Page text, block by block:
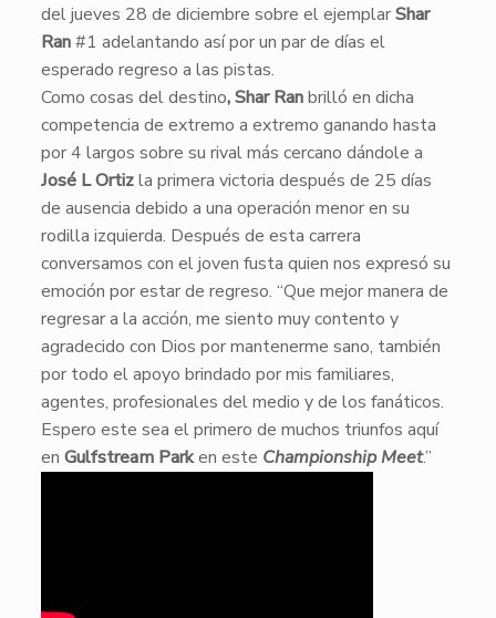
del jueves 28 de diciembre sobre el ejemplarShar
Ran#1 adelantando así por un par de días el
esperado regreso a las pistas.
​Como cosas del destino, Shar Ranbrilló en dicha
competencia de extremo a extremo ganando hasta
por 4 largos sobre su rival más cercano dándole a
José L Ortizla primera victoria después de 25 días
de ausencia debido a una operación menor en su
rodilla izquierda. Después de esta carrera
conversamos con el joven fusta quien nos expresó su
emoción por estar de regreso. “Que mejor manera de
regresar a la acción, me siento muy contento y
agradecido con Dios por mantenerme sano, también
por todo el apoyo brindado por mis familiares,
agentes, profesionales del medio y de los fanáticos.
Espero este sea el primero de muchos triunfos aquí
en Gulfstream Parken este Championship Meet.”